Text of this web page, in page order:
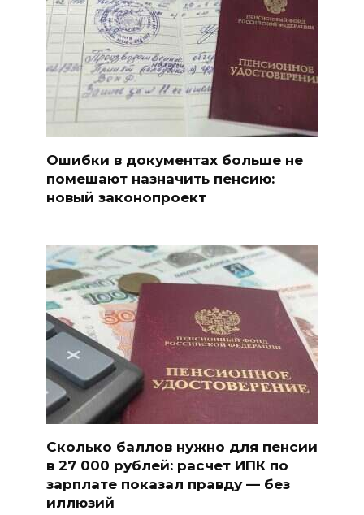
Ошибки в документах больше не
помешают назначить пенсию:
новый законопроект
Сколько баллов нужно для пенсии
в 27 000 рублей: расчет ИПК по
зарплате показал правду — без
иллюзий